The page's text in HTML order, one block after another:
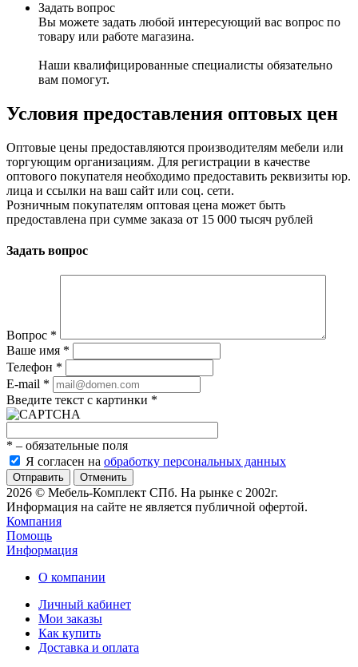
Задать вопрос
Вы можете задать любой интересующий вас вопрос по
товару или работе магазина.
Наши квалифицированные специалисты обязательно
вам помогут.
Условия предоставления оптовых цен
Оптовые цены предоставляются производителям мебели или
торгующим организациям. Для регистрации в качестве
оптового покупателя необходимо предоставить реквизиты юр.
лица и ссылки на ваш сайт или соц. сети.
Розничным покупателям оптовая цена может быть
предоставлена при сумме заказа от 15 000 тысяч рублей
Задать вопрос
Вопрос *
Ваше имя *
Телефон *
E-mail *
Введите текст с картинки *
* – обязательные поля
Я согласен на обработку персональных данных
Отменить
2026 © Мебель-Комплект СПб. На рынке с 2002г.
Информация на сайте не является публичной офертой.
Компания
Помощь
Информация
О компании
Личный кабинет
Мои заказы
Как купить
Доставка и оплата